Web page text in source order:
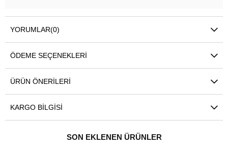
YORUMLAR(0)
ÖDEME SEÇENEKLERI
ÜRÜN ÖNERILERI
KARGO BILGISI
SON EKLENEN ÜRÜNLER